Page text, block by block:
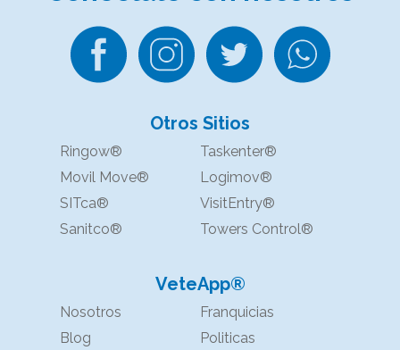
Otros Sitios
Ringow®
Taskenter®
Movil Move®
Logimov®
SITca®
VisitEntry®
Sanitco®
Towers Control®
VeteApp®
Nosotros
Franquicias
Blog
Politicas